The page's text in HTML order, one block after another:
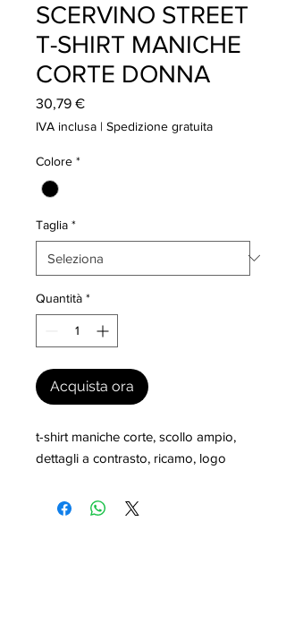
SCERVINO STREET
T-SHIRT MANICHE
CORTE DONNA
30,79 €Prezzo
IVA inclusa | Spedizione gratuita
Colore *
Taglia *
Quantità *
Acquista ora
t-shirt maniche corte, scollo ampio,
dettagli a contrasto, ricamo, logo